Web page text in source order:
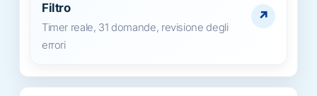
Filtro
Timer reale, 31 domande, revisione degli
errori
↗